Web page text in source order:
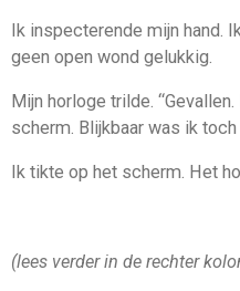
Ik inspecterende mijn hand.
geen open wond gelukkig.
Mijn horloge trilde.
scherm. Blijkbaar was ik
Ik tikte op het scherm. Het
(lees verder in de rechter